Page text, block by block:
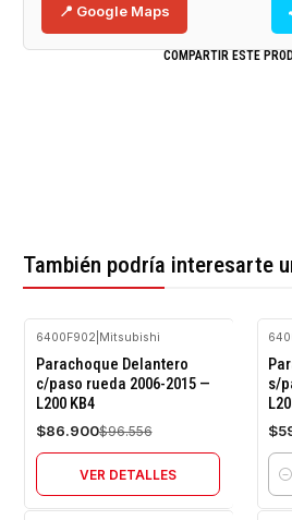
📍 Google Maps
COMPARTIR ESTE
También podría interesarte
-10%
OFF
Agotado
6400F902 Mitsubishi
Parachoque Delantero
c/paso rueda 2006-2015 —
L200 KB4
$86.900$96.556
VER DETALLES
s/